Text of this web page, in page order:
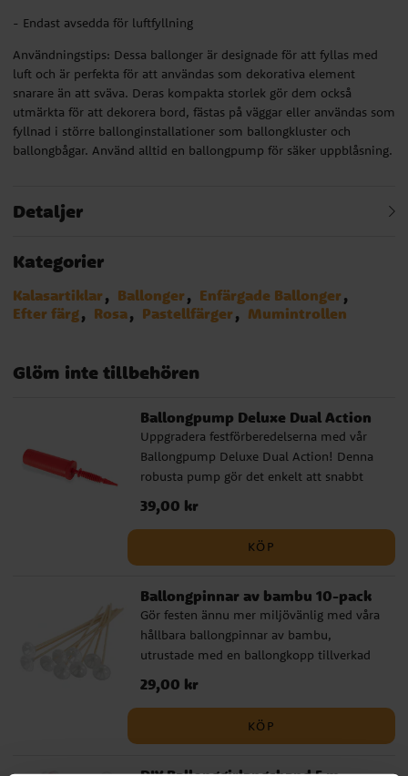
- Endast avsedda för luftfyllning
Användningstips: Dessa ballonger är designade för att fyllas med
luft och är perfekta för att användas som dekorativa element
snarare än att sväva. Deras kompakta storlek gör dem också
utmärkta för att dekorera bord, fästas på väggar eller användas som
fyllnad i större ballonginstallationer som ballongkluster och
ballongbågar. Använd alltid en ballongpump för säker uppblåsning.
Detaljer
Kategorier
Kalasartiklar Ballonger
Enfärgade Ballonger
Efter färg
Rosa Pastellfärger Mumintrollen
Glöm inte tillbehören
Ballongpump Deluxe Dual Action
Uppgradera festförberedelserna med vår
Ballongpump Deluxe Dual Action! Denna
robusta pump gör det enkelt att snabbt
blåsa upp många ballonger och den
kommer i olika färger som säljs
osorterade. Oavsett om det är barnkalas,
babyshower eller andra speciella tillfällen,
Pris:39,00 kr
39,00 kr
KÖP
Ballongpinnar av bambu 10-pack
Gör festen ännu mer miljövänlig med våra
hållbara ballongpinnar av bambu,
utrustade med en ballongkopp tillverkad
av biologiskt nedbrytbar plast. Ett perfekt
komplement till ballongerna, oavsett om
Pinnarna är cirka 36 cm långa och erbjuder
Pris:29,00 kr
29,00 kr
KÖP